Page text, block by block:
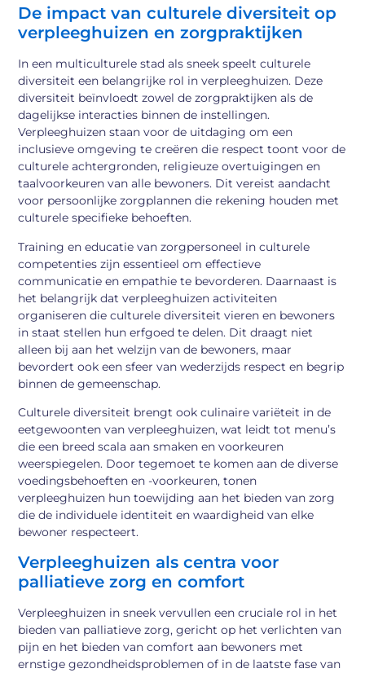
De impact van culturele diversiteit op
verpleeghuizen en zorgpraktijken
In een multiculturele stad als sneek speelt culturele
diversiteit een belangrijke rol in verpleeghuizen. Deze
diversiteit beïnvloedt zowel de zorgpraktijken als de
dagelijkse interacties binnen de instellingen.
Verpleeghuizen staan voor de uitdaging om een
inclusieve omgeving te creëren die respect toont voor de
culturele achtergronden, religieuze overtuigingen en
taalvoorkeuren van alle bewoners. Dit vereist aandacht
voor persoonlijke zorgplannen die rekening houden met
culturele specifieke behoeften.
Training en educatie van zorgpersoneel in culturele
competenties zijn essentieel om effectieve
communicatie en empathie te bevorderen. Daarnaast is
het belangrijk dat verpleeghuizen activiteiten
organiseren die culturele diversiteit vieren en bewoners
in staat stellen hun erfgoed te delen. Dit draagt niet
alleen bij aan het welzijn van de bewoners, maar
bevordert ook een sfeer van wederzijds respect en begrip
binnen de gemeenschap.
Culturele diversiteit brengt ook culinaire variëteit in de
eetgewoonten van verpleeghuizen, wat leidt tot menu’s
die een breed scala aan smaken en voorkeuren
weerspiegelen. Door tegemoet te komen aan de diverse
voedingsbehoeften en -voorkeuren, tonen
verpleeghuizen hun toewijding aan het bieden van zorg
die de individuele identiteit en waardigheid van elke
bewoner respecteert.
Verpleeghuizen als centra voor
palliatieve zorg en comfort
Verpleeghuizen in sneek vervullen een cruciale rol in het
bieden van palliatieve zorg, gericht op het verlichten van
pijn en het bieden van comfort aan bewoners met
ernstige gezondheidsproblemen of in de laatste fase van